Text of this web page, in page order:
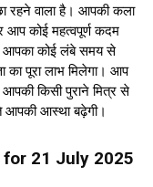
रहने वाला है। आपकी कला
कोई महत्वपूर्ण कदम
आपका कोई लंबे समय से
का पूरा लाभ मिलेगा। आप
किसी पुराने मित्र से
आपकी आस्था बढ़ेगी।
for 21 July 2025